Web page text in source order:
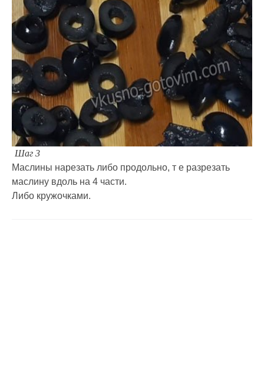
Шаг 3
Маслины нарезать либо продольно, т е разрезать
маслину вдоль на 4 части.
Либо кружочками.